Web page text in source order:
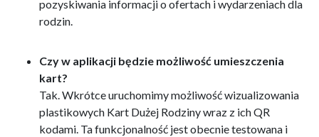
pozyskiwania informacji o ofertach i wydarzeniach dla
rodzin.
Czy w aplikacji będzie możliwość umieszczenia
kart?
Tak. Wkrótce uruchomimy możliwość wizualizowania
plastikowych Kart Dużej Rodziny wraz z ich QR
kodami. Ta funkcjonalność jest obecnie testowana i